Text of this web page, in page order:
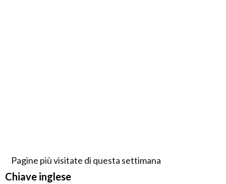
Pagine più visitate di questa settimana
Chiave inglese